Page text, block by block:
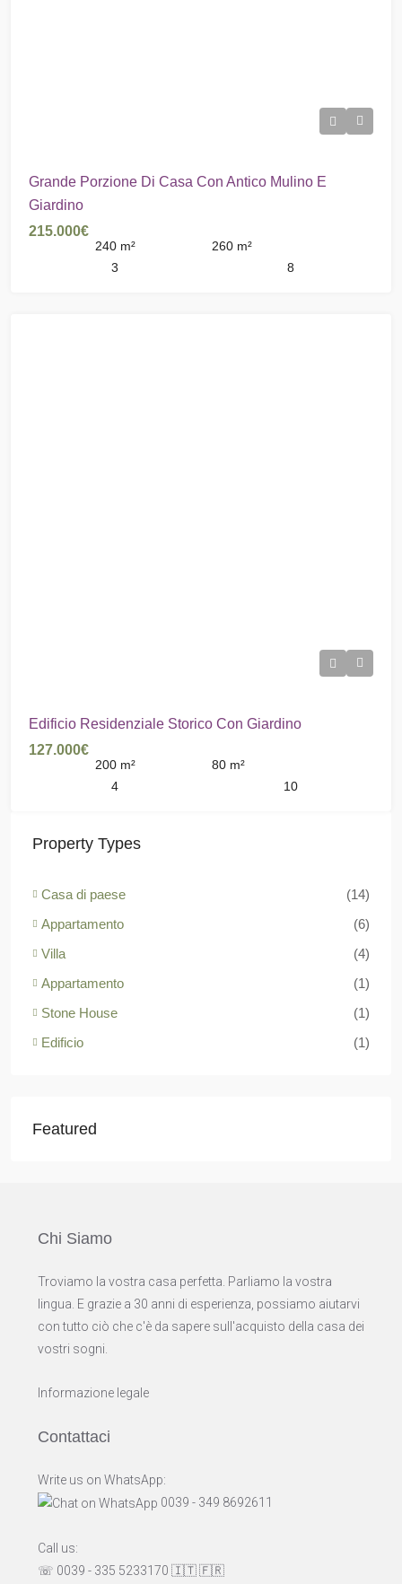
Grande Porzione Di Casa Con Antico Mulino E
Giardino
215.000€
240 m² 260 m²
3
8
Edificio Residenziale Storico Con Giardino
127.000€
200 m² 80 m²
4
10
Property Types
Casa di paese
(14)
Appartamento
(6)
Villa
(4)
Appartamento
(1)
Stone House
(1)
Edificio
(1)
Featured
Chi Siamo
Troviamo la vostra casa perfetta. Parliamo la vostra
lingua. E grazie a 30 anni di esperienza, possiamo aiutarvi
con tutto ciò che c'è da sapere sull'acquisto della casa dei
vostri sogni.
Informazione legale
Contattaci
Write us on WhatsApp:
0039 - 349 8692611
Call us:
☏ 0039 - 335 5233170 🇮🇹🇫🇷